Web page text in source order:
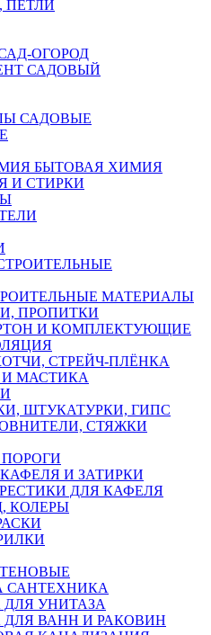
ПЕТЛИ
ОГОРОД
САДОВЫЙ
САДОВЫЕ
БЫТОВАЯ ХИМИЯ
И СТИРКИ
МАТЕРИАЛЫ
ПРОПИТКИ
И КОМПЛЕКТУЮЩИЕ
СТРЕЙЧ-ПЛЁНКА
И МАСТИКА
ШТУКАТУРКИ, ГИПС
СТЯЖКИ
И ЗАТИРКИ
ДЛЯ КАФЕЛЯ
КОЛЕРЫ
САНТЕХНИКА
ДЛЯ УНИТАЗА
ДЛЯ ВАНН И РАКОВИН